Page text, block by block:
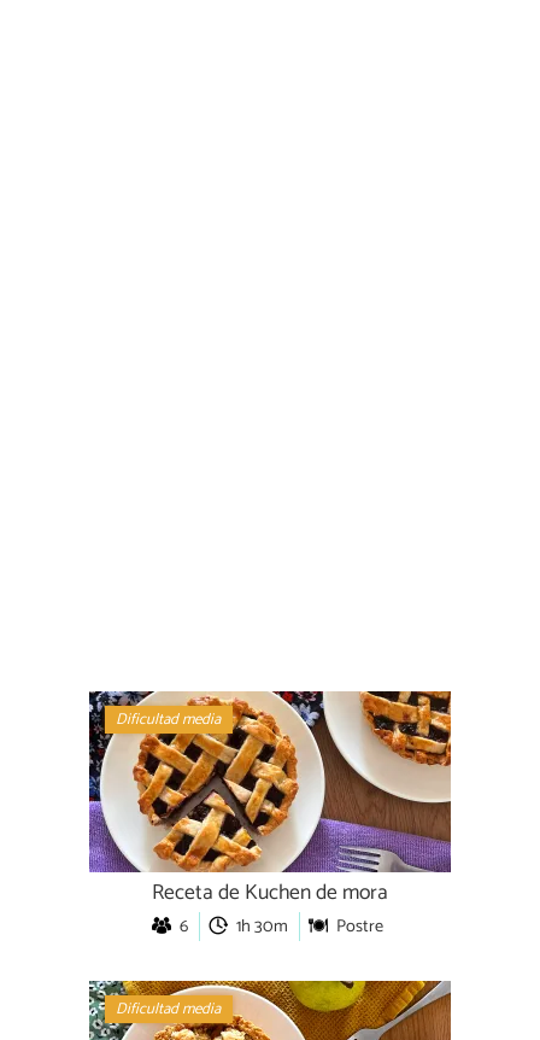
Dificultad media
Receta de Kuchen de mora
6 1h 30m Postre
Dificultad media